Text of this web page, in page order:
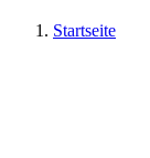
Startseite